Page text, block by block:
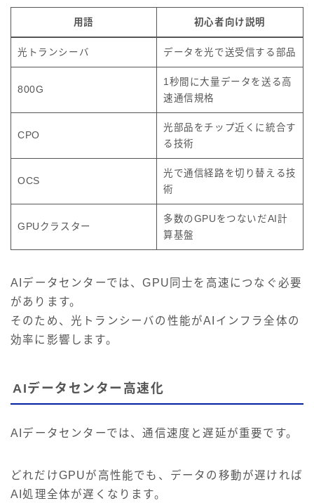
用語 初心者向け説明
光トランシーバ データを光で送受信する部品
800G
1秒間に大量データを送る高
速通信規格
CPO
光部品をチップ近くに統合す
る技術
OCS
光で通信経路を切り替える技
術
GPUクラスター
多数のGPUをつないだAI計
算基盤
AIデータセンターでは、GPU同士を高速につなぐ必要
があります。
そのため、光トランシーバの性能がAIインフラ全体の
効率に影響します。
AIデータセンター高速化
AIデータセンターでは、通信速度と遅延が重要です。
どれだけGPUが高性能でも、データの移動が遅ければ
AI処理全体が遅くなります。